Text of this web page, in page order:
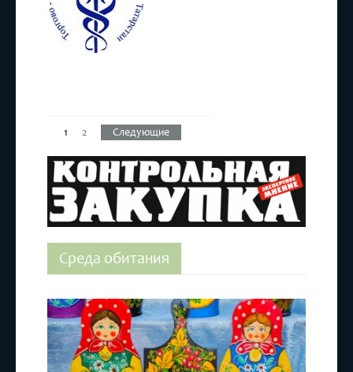
1 2 Следующие
Среда обитания